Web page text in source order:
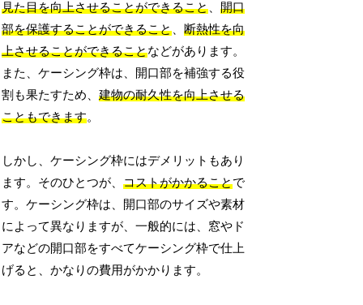
見た目を向上させることができること、開口
部を保護することができること、断熱性を向
上させることができることなどがあります。
また、ケーシング枠は、開口部を補強する役
割も果たすため、建物の耐久性を向上させる
こともできます。
しかし、ケーシング枠にはデメリットもあり
ます。そのひとつが、コストがかかることで
す。ケーシング枠は、開口部のサイズや素材
によって異なりますが、一般的には、窓やド
アなどの開口部をすべてケーシング枠で仕上
げると、かなりの費用がかかります。